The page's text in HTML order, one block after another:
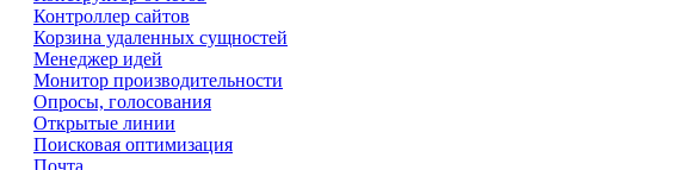
Контроллер сайтов
Корзина удаленных сущностей
Менеджер идей
Монитор производительности
Опросы, голосования
Открытые линии
Поисковая оптимизация
Почта